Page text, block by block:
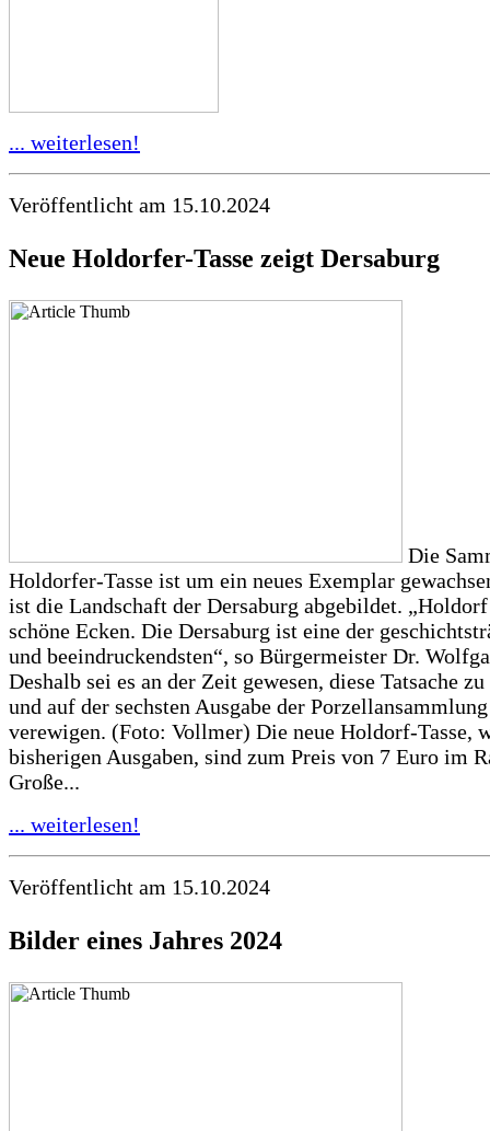
... weiterlesen!
Veröffentlicht am 15.10.2024
Neue Holdorfer-Tasse zeigt Dersaburg
Die
Holdorfer-Tasse ist um ein neues Exemplar
ist die Landschaft der Dersaburg abgebildet.
schöne Ecken. Die Dersaburg ist eine der
und beeindruckendsten“, so Bürgermeister Dr.
Deshalb sei es an der Zeit gewesen, diese Tatsache
und auf der sechsten Ausgabe der
verewigen. (Foto: Vollmer) Die neue Holdorf-Tasse,
bisherigen Ausgaben, sind zum Preis von 7 Euro im
Große...
... weiterlesen!
Veröffentlicht am 15.10.2024
Bilder eines Jahres 2024